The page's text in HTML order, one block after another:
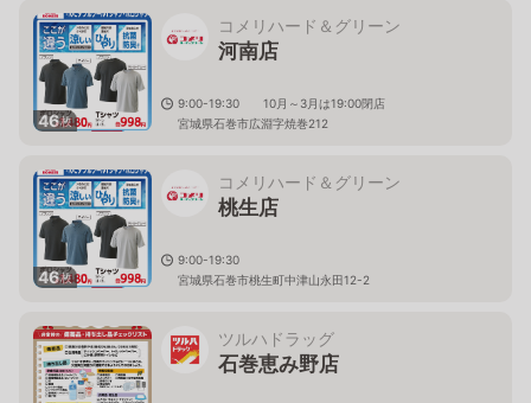
46枚
コメリハード＆グリーン
河南店
9:00-19:30 10月～3月は19:00閉店
宮城県石巻市広淵字焼巻212
46枚
コメリハード＆グリーン
桃生店
9:00-19:30
宮城県石巻市桃生町中津山永田12-2
ツルハドラッグ
石巻恵み野店